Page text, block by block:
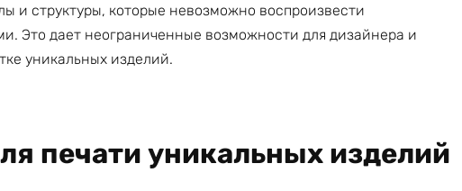
и структуры, которые невозможно воспроизвести
Это дает неограниченные возможности для дизайнера и
уникальных изделий.
печати уникальных изделий